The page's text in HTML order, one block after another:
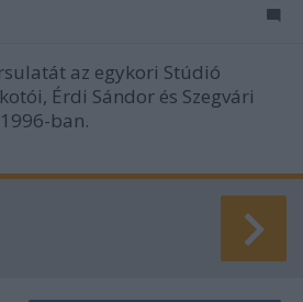
az egykori Stúdió
Érdi Sándor és Szegvári
ban.